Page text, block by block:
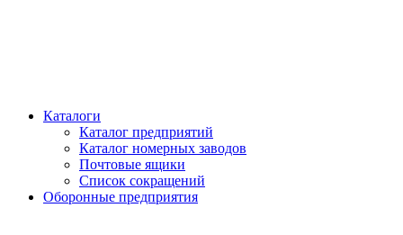
Каталоги
Каталог предприятий
Каталог номерных заводов
Почтовые ящики
Список сокращений
Оборонные предприятия